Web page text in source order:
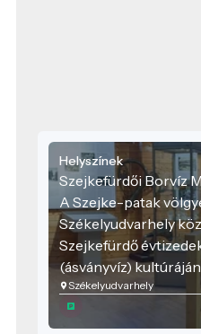
Helyszínek
Szejkefürdői Borvíz
A Szejke-patak
Székelyudvarhely
Szejkefürdő
(ásványvíz)
természetes
forrást, mely
Székelyudvarhely